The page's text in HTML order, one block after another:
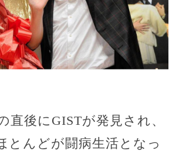
直後にGISTが発見され、
とんどが闘病生活となっ